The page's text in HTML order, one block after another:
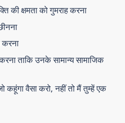
की क्षमता को गुमराह करना
करना
ताकि उनके सामान्य सामाजिक
वैसा करो, नहीं तो मैं तुम्हें एक